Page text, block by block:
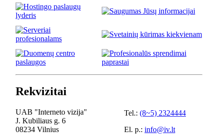
Rekvizitai
UAB "Interneto vizija"
J. Kubiliaus g. 6
08234 Vilnius
Tel.: (8~5) 2324444
El. p.: info@iv.lt